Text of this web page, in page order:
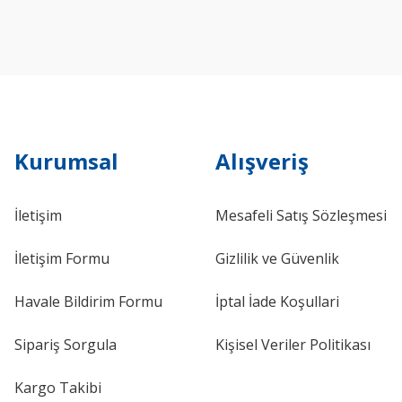
Kurumsal
İletişim
İletişim Formu
Havale Bildirim Formu
Sipariş Sorgula
Kargo Takibi
Alışveriş
Mesafeli Satış Sözleşmesi
Gizlilik ve Güvenlik
İptal İade Koşullari
Kişisel Veriler Politikası